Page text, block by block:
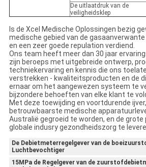
De uitlaatdruk van de
veiligheidsklep
Is de Xcel Medische Oplossingen bezig
medische gebied van de
en een zeer goede repulation verdiend.
Ons team heeft meer dan 30 jaar
zijn beroeps met uitgebreide ontwerp,
techniekervaring en kennis die ons
verstrekken - kwaliteitsproducten en de
ernaar om het aangewezen systeem te
bijzondere behoeften van elke klant te
Met deze toewijding en voortdurende
betrouwbaarste medische
Australië gegroeid te worden, en de
globale indusry gezondheidszorg te
De Debietmeterregelgever van de
Luchtbevochtiger
15MPa de Regelgever van de